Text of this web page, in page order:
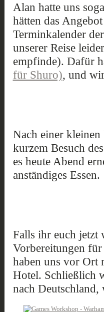
Alan hatte uns
hätten das
Terminkalender
unserer Reise
empfinde). Dafür
für Shuro), und
Nach einer
kurzem Besuch
es heute Abend
anständiges Essen.
Falls ihr euch jetzt
Vorbereitungen
haben uns vor Ort
Hotel. Schließlich
nach Deutschland,